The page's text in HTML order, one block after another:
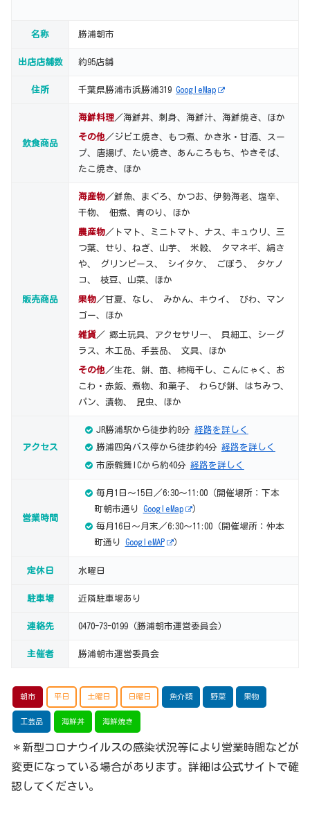
名称 勝浦朝市
出店店舗数 約95店舗
住所 千葉県勝浦市浜勝浦319 GoogleMap
飲食商品
海鮮料理 ／海鮮丼、刺身、海鮮汁、海鮮焼き、ほか
その他 ／ジビエ焼き、もつ煮、かき氷・甘酒、スー
プ、唐揚げ、たい焼き、あんころもち、やきそば、
たこ焼き、ほか
販売商品
海産物 ／鮮魚、まぐろ、かつお、伊勢海老、塩辛、
干物、 佃煮、青のり、ほか
農産物 ／トマト、ミニトマト、ナス、キュウリ、三
つ葉、せり、ねぎ、山芋、 米穀、 タマネギ、絹さ
や、 グリンピース、 シイタケ、 ごぼう、 タケノ
コ、 枝豆、山菜、ほか
果物 ／甘夏、なし、 みかん、キウイ、 びわ、マン
ゴー、ほか
雑貨 ／ 郷土玩具、アクセサリー、 貝細工、シーグ
ラス、木工品、手芸品、 文具、ほか
その他 ／生花、餅、苗、柿梅干し、こんにゃく、お
こわ・赤飯、煮物、和菓子、 わらび餅、はちみつ、
パン、漬物、 昆虫、ほか
アクセス
JR勝浦駅から徒歩約8分 経路を詳しく
勝浦四角バス停から徒歩約4分 経路を詳しく
市原鶴舞ICから約40分 経路を詳しく
営業時間
毎月1日～15日／6:30～11:00（開催場所：下本
町朝市通り GoogleMap
）
毎月16日～月末／6:30～11:00（開催場所：仲本
町通り GoogleMAP ）
定休日 水曜日
駐車場 近隣駐車場あり
連絡先 0470-73-0199（勝浦朝市運営委員会）
主催者 勝浦朝市運営委員会
朝市 平日 土曜日 日曜日 魚介類 野菜 果物
工芸品 海鮮丼 海鮮焼き
＊新型コロナウイルスの感染状況等により営業時間などが
変更になっている場合があります。詳細は公式サイトで確
認してください。